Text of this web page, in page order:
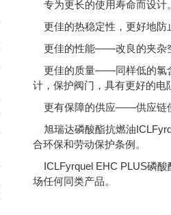
专为更长的使用寿命而设计
更佳的热稳定性，更好地防
更佳的性能——改良的夹杂
更佳的质量——同样低的氯
计，保护阀门，具有更好的电
更有保障的供应——供应链
旭瑞达磷酸酯抗燃油
合环保和劳动保护条例。
ICLFyrquel EHC PLUS磷酸
场任何同类产品。